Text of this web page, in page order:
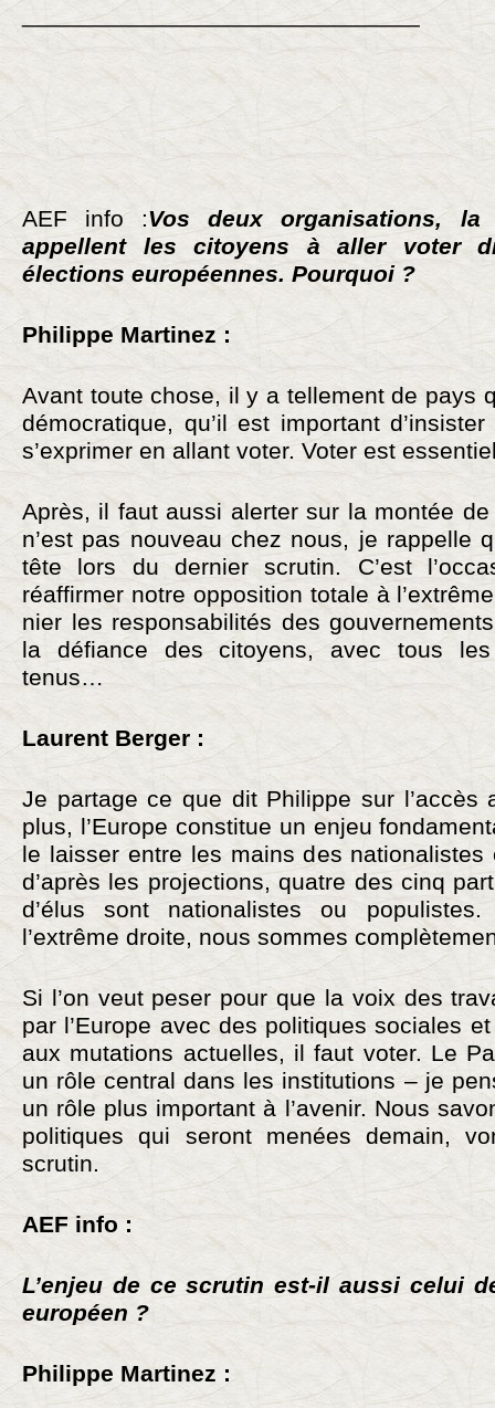
______________________________
AEF info :Vos deux organisations, la
appellent les citoyens à aller voter
élections européennes. Pourquoi ?
Philippe Martinez :
Avant toute chose, il y a tellement de pays
démocratique, qu’il est important
s’exprimer en allant voter. Voter est
Après, il faut aussi alerter sur la montée de
n’est pas nouveau chez nous, je rappelle
tête lors du dernier scrutin. C’est
réaffirmer notre opposition totale à
nier les responsabilités des
la défiance des citoyens, avec tous les
tenus…
Laurent Berger :
Je partage ce que dit Philippe sur l’accès
plus, l’Europe constitue un enjeu
le laisser entre les mains des
d’après les projections, quatre des cinq
d’élus sont nationalistes ou
l’extrême droite, nous sommes
Si l’on veut peser pour que la voix des
par l’Europe avec des politiques sociales
aux mutations actuelles, il faut voter. Le
un rôle central dans les institutions – je
un rôle plus important à l’avenir. Nous
politiques qui seront menées demain,
scrutin.
AEF info :
L’enjeu de ce scrutin est-il aussi celui
européen ?
Philippe Martinez :